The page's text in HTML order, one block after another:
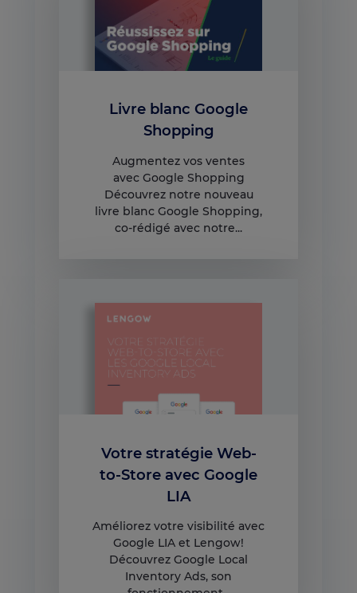
Livre blanc Google
Shopping
Augmentez vos ventes
avec Google Shopping
Découvrez notre nouveau
livre blanc Google Shopping,
co-rédigé avec notre...
Votre stratégie Web-
to-Store avec Google
LIA
Améliorez votre visibilité avec
Google LIA et Lengow!
Découvrez Google Local
Inventory Ads, son